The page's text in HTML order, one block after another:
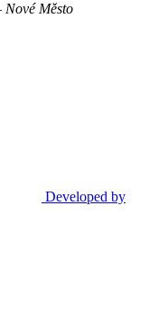
Nové Město
Developed by